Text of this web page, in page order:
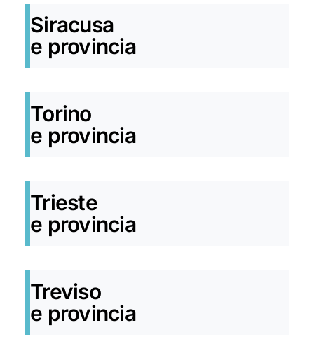
Siracusa
e provincia
Torino
e provincia
Trieste
e provincia
Treviso
e provincia